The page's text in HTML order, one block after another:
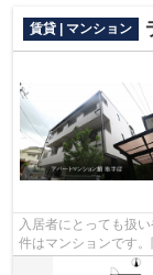
賃貸 | マンション
入居者にとっても扱
件はマンションです
保てます。2駅利用可